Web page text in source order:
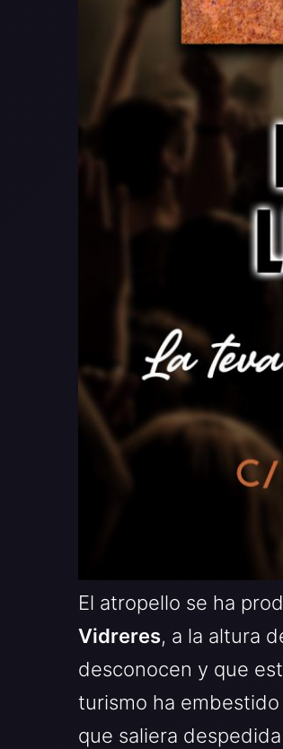
El atropello se ha
Vidreres, a la altura
desconocen y que
turismo ha
que saliera